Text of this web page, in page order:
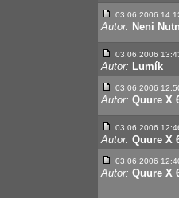
03.06.2006
Autor: Neni
03.06.2006
Autor: Lumík
03.06.2006
Autor: Quure X
03.06.2006
Autor: Quure X
03.06.2006
Autor: Quure X